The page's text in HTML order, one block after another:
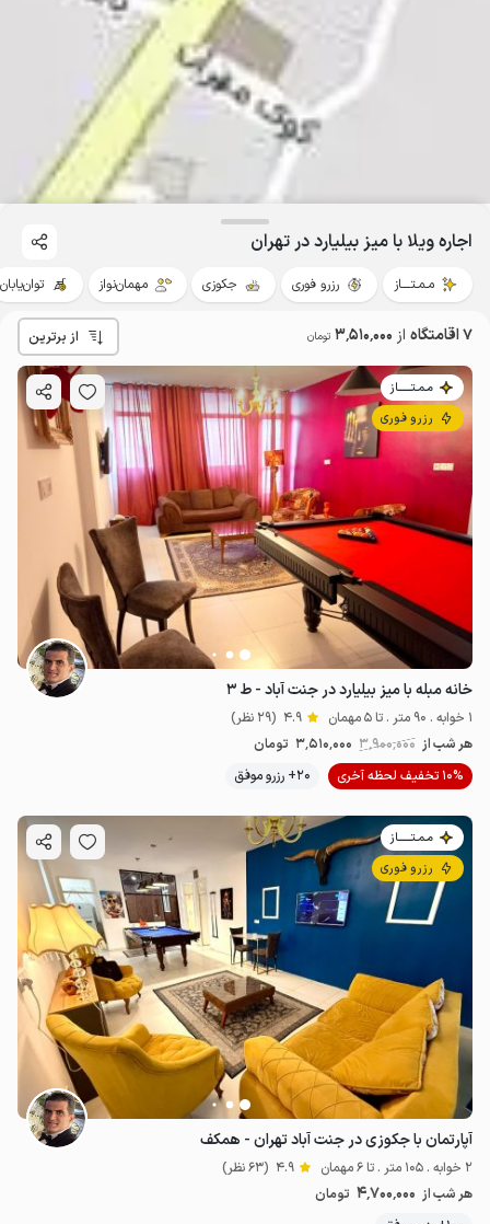
اجاره ویلا با میز بیلیارد در تهران
مـمـتــــاز رزرو فوری جکوزی مهمان‌نواز توان‌یابان
7 اقامتگاه از 3٬510٬000 تومان از برترین
مـمـتــــــاز
رزرو فوری
خانه مبله با میز بیلیارد در جنت آباد - ط ۳
1 خوابه . 90 متر . تا 5 مهمان 4.9 (29 نظر)
هر شب از 3٬900٬000 3٬510٬000 تومان
10% تخفیف لحظه آخری
20+ رزرو موفق
مـمـتــــــاز
رزرو فوری
آپارتمان با جکوزی در جنت آباد تهران - همکف
2 خوابه . 105 متر . تا 6 مهمان 4.9 (63 نظر)
هر شب از 4٬700٬000 تومان